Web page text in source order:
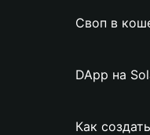
Своп в
DApp на
Как